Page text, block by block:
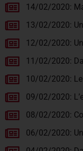
14/02/2020:
13/02/2020:
12/02/2020:
11/02/2020:
10/02/2020: Le
09/02/2020:
08/02/2020:
06/02/2020: